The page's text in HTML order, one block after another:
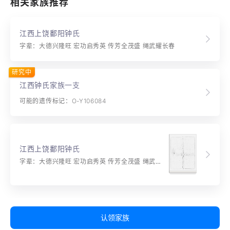
相关家族推荐
江西上饶鄱阳钟氏
字辈：大德兴隆旺 宏功启秀英 传芳全茂盛 绳武耀长春
江西钟氏家族一支
可能的遗传标记：O-Y106084
研究中
江西上饶鄱阳钟氏
字辈：大德兴隆旺 宏功启秀英 传芳全茂盛 绳武耀长春
认领家族